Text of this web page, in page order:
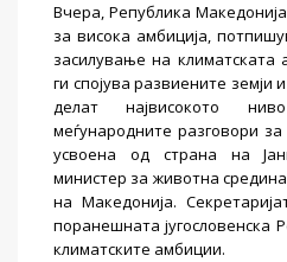
Вчера, Република
за висока амбиција,
засилување на климатската
ги спојува развиените земји
делат највисокото
меѓународните разговори
усвоена од страна на
министер за животна
на Македонија.
поранешната југословенска
климатските амбиции.